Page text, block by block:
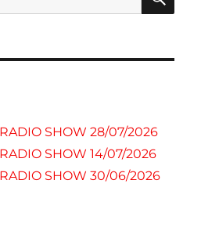
SHOW 28/07/2026
SHOW 14/07/2026
SHOW 30/06/2026